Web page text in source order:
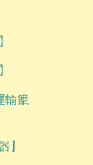
輸籠
】